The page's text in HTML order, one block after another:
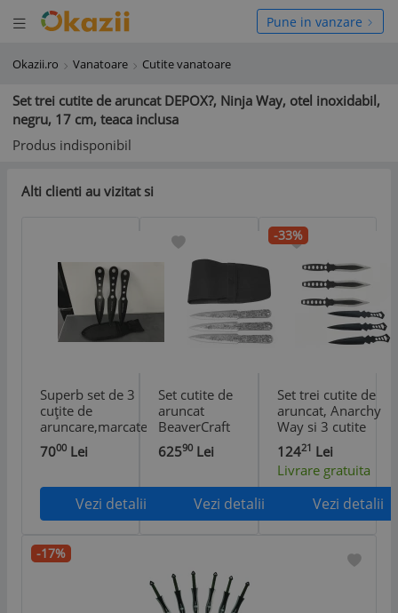
Deschide meniul
meniul Pune in vanzare
Okazii.ro Vanatoare Cutite vanatoare
Set trei cutite de aruncat DEPOX?, Ninja Way, otel inoxidabil,
negru, 17 cm, teaca inclusa
Produs indisponibil
Alti clienti au vizitat si
Superb set de 3
cuțite de
aruncare,marcate
AngloArms,din
oțel,cu Teaca
7000 Lei
Vezi detalii
Set cutite de
aruncat
BeaverCraft
TK_Set1, 255
mm
62590 Lei
Vezi detalii
-33%
Set trei cutite de
aruncat, Anarchy
Way si 3 cutite
de aruncat
Ballistic Blades,
DEPOX®,otel
inoxidabil
12421 Lei
Livrare gratuita
Vezi detalii
-17%